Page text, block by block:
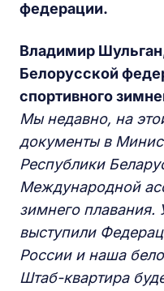
федерации.
Владимир
Белорусской
спортивного
Мы недавно, на
документы в
Республики
Международной
зимнего плавания.
выступили
России и наша
Штаб-квартира